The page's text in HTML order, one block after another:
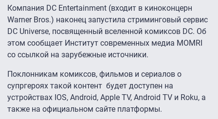
Компания DC Entertainment (входит в киноконцерн
Warner Bros.) наконец запустила стриминговый сервис
DC Universe, посвященный вселенной комиксов DC. Об
этом сообщает Институт современных медиа MOMRI
со ссылкой на зарубежные источники.
Поклонникам комиксов, фильмов и сериалов о
супргероях такой контент будет доступен на
устройствах IOS, Android, Apple TV, Android TV и Roku, а
также на официальном сайте платформы.